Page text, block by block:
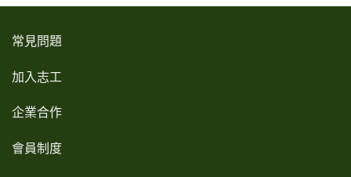
常見問題
加入志工
企業合作
會員制度